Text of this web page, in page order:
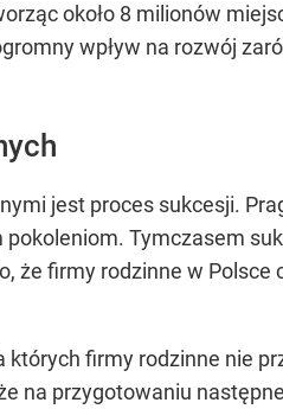
około 8 milionów
wpływ na rozwój
jest proces sukcesji.
Tymczasem
że firmy rodzinne w
firmy rodzinne nie
na przygotowaniu